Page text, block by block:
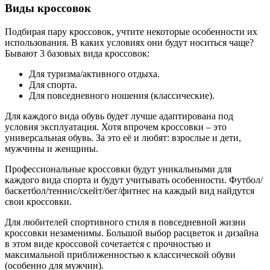
Виды кроссовок
Подбирая пару кроссовок, учтите некоторые особенности их
использования. В каких условиях они будут носиться чаще?
Бывают 3 базовых вида кроссовок:
Для туризма/активного отдыха.
Для спорта.
Для повседневного ношения (классические).
Для каждого вида обувь будет лучше адаптирована под
условия эксплуатация. Хотя впрочем кроссовки – это
универсальная обувь. За это её и любят: взрослые и дети,
мужчины и женщины.
Профессиональные кроссовки будут уникальными для
каждого вида спорта и будут учитывать особенности. Футбол/
баскетбол/теннис/скейт/бег/фитнес на каждый вид найдутся
свои кроссовки.
Для любителей спортивного стиля в повседневной жизни
кроссовки незаменимы. Большой выбор расцветок и дизайна
в этом виде кроссовой сочетается с прочностью и
максимальной приближенностью к классической обуви
(особенно для мужчин).